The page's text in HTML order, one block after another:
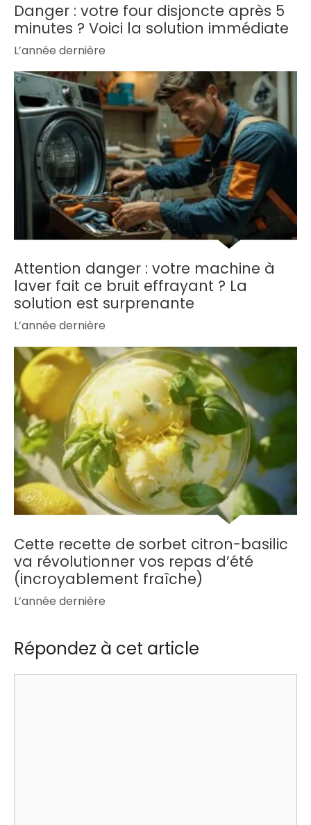
Danger : votre four disjoncte après 5
minutes ? Voici la solution immédiate
L’année dernière
Attention danger : votre machine à
laver fait ce bruit effrayant ? La
solution est surprenante
L’année dernière
Cette recette de sorbet citron-basilic
va révolutionner vos repas d’été
(incroyablement fraîche)
L’année dernière
Répondez à cet article